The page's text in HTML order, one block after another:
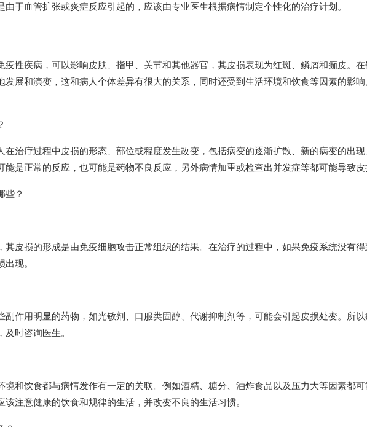
于血管扩张或炎症反应引起的，应该由专业医生根据病情制定个性化的治疗计划。
疫性疾病，可以影响皮肤、指甲、关节和其他器官，其皮损表现为红斑、鳞屑和痂皮。
发展和演变，这和病人个体差异有很大的关系，同时还受到生活环境和饮食等因素的影
在治疗过程中皮损的形态、部位或程度发生改变，包括病变的逐渐扩散、新的病变的出
是正常的反应，也可能是药物不良反应，另外病情加重或检查出并发症等都可能导致皮
些？
皮损的形成是由免疫细胞攻击正常组织的结果。在治疗的过程中，如果免疫系统没有得
现。
副作用明显的药物，如光敏剂、口服类固醇、代谢抑制剂等，可能会引起皮损处变。所
时咨询医生。
境和饮食都与病情发作有一定的关联。例如酒精、糖分、油炸食品以及压力大等因素都
注意健康的饮食和规律的生活，并改变不良的生活习惯。